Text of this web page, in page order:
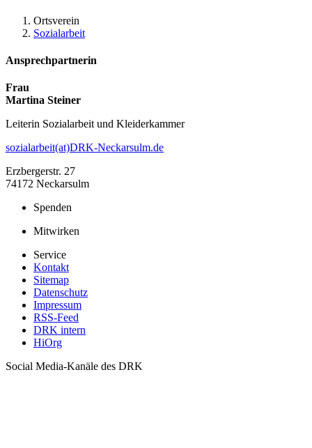
Ortsverein
Sozialarbeit
Ansprechpartnerin
Frau
Martina Steiner
Leiterin Sozialarbeit und Kleiderkammer
sozialarbeit(at)DRK-Neckarsulm.de
Erzbergerstr. 27
74172 Neckarsulm
Spenden
Mitwirken
Service
Kontakt
Sitemap
Datenschutz
Impressum
RSS-Feed
DRK intern
HiOrg
Social Media-Kanäle des DRK